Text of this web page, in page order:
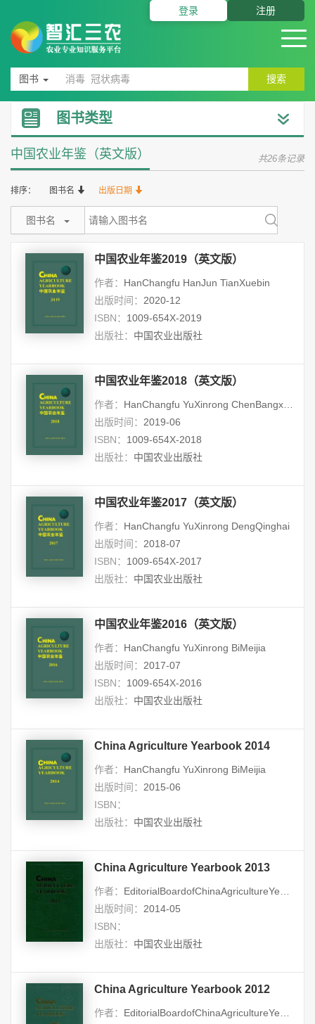
登录 注册
图书 搜索
图书类型
中国农业年鉴（英文版） 共26条记录
排序： 图书名 出版日期
图书名
中国农业年鉴2019（英文版）
作者： HanChangfu HanJun TianXuebin
出版时间： 2020-12
ISBN： 1009-654X-2019
出版社： 中国农业出版社
中国农业年鉴2018（英文版）
作者： HanChangfu YuXinrong ChenBangxun
出版时间： 2019-06
ISBN： 1009-654X-2018
出版社： 中国农业出版社
中国农业年鉴2017（英文版）
作者： HanChangfu YuXinrong DengQinghai
出版时间： 2018-07
ISBN： 1009-654X-2017
出版社： 中国农业出版社
中国农业年鉴2016（英文版）
作者： HanChangfu YuXinrong BiMeijia
出版时间： 2017-07
ISBN： 1009-654X-2016
出版社： 中国农业出版社
China Agriculture Yearbook 2014
作者： HanChangfu YuXinrong BiMeijia
出版时间： 2015-06
ISBN：
出版社： 中国农业出版社
China Agriculture Yearbook 2013
作者： EditorialBoardofChinaAgricultureYearbook HanChangfu YuXinrong
出版时间： 2014-05
ISBN：
出版社： 中国农业出版社
China Agriculture Yearbook 2012
作者： EditorialBoardofChinaAgricultureYearbook HanChangfu YuXinrong